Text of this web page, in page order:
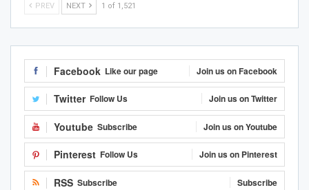
PREV NEXT 1 of 1,521
Facebook Like our page Join us on Facebook
Twitter Follow Us Join us on Twitter
Youtube Subscribe Join us on Youtube
Pinterest Follow Us Join us on Pinterest
RSS Subscribe Subscribe